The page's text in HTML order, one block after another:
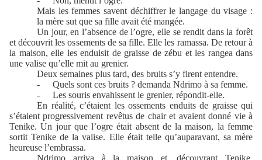
Mais les femmes savent déchiffrer le langage du visage :
la mère sut que sa fille avait été mangée.
Un jour, en l’absence de l’ogre, elle se rendit dans la forêt
et découvrit les ossements de sa fille. Elle les ramassa. De retour à
la maison, elle les enduisit de graisse de zébu et les rangea dans
une valise qu’elle mit au grenier.
Deux semaines plus tard, des bruits s’y firent entendre.
-
Quels sont ces bruits ? demanda Ndrimo à sa femme.
-
Les souris envahissent le grenier, répondit-elle.
En réalité, c’étaient les ossements enduits de graisse qui
s’étaient progressivement revêtus de chair et avaient donné vie à
Tenike. Un jour que l’ogre était absent de la maison, la femme
sortit Tenike de la valise. Elle était telle qu’auparavant, sa mère
heureuse l’embrassa.
Ndrimo arriva à la maison et, découvrant Tenike,